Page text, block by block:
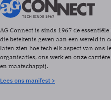
AG Connect is sinds 1967 de
die betekenis geven aan een wereld in
laten zien hoe tech elk aspect van ons
organisaties, ons werk en onze
en maatschappij.
Lees ons manifest >